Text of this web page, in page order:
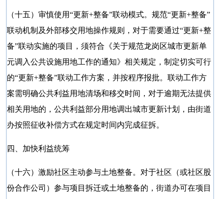
（十五）审慎使用“更新+整备”联动模式。规范“更新+整备”
联动机制及外部移交用地操作规则，对于需要通过“更新+整
备”联动实施的项目，须符合《关于规范龙岗区城市更新单
元调入公共设施用地工作的通知》相关规定，制定切实可行
的“更新+整备”联动工作方案，并按程序报批。联动工作方
案需明确公共利益用地清场和移交时间，对于逾期无法提供
相关用地的，公共利益部分用地调出城市更新计划，由街道
办按照征收补偿方式在规定时间内完成征拆。
四、加快利益统筹
（十六）激励社区主动参与土地整备。对于社区（或社区股
份合作公司）参与项目拆迁或土地整备的，街道办可在项目